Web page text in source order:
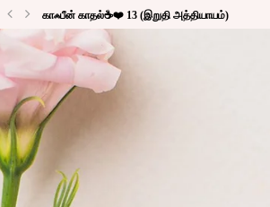
காஃபீன் காதல்☕❤️ 13 (இறுதி அத்தியாயம்)